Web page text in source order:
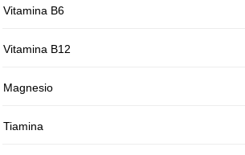
Vitamina B6
Vitamina B12
Magnesio
Tiamina